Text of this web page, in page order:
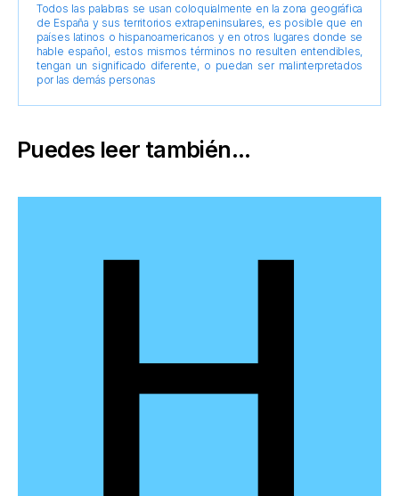
Todos las palabras se usan coloquialmente en la zona geográfica
de España y sus territorios extrapeninsulares, es posible que en
países latinos o hispanoamericanos y en otros lugares donde se
hable español, estos mismos términos no resulten entendibles,
tengan un significado diferente, o puedan ser malinterpretados
por las demás personas
Puedes leer también...